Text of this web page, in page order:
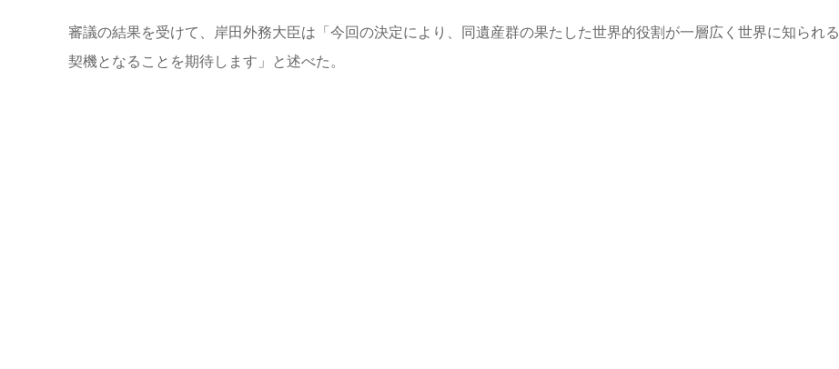
審議の結果を受けて、岸田外務大臣は「今回の決定により、同遺産群の果たした世界的役割が一層広く世界に知られる
契機となることを期待します」と述べた。